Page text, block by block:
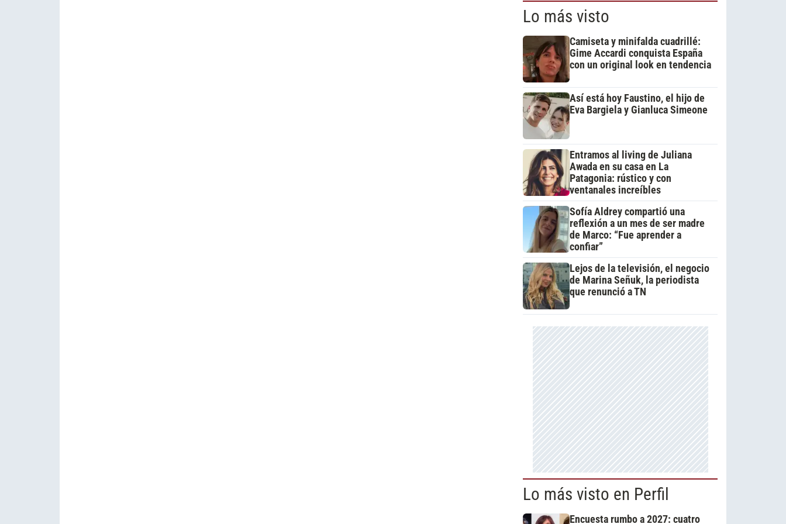
Lo más visto
Camiseta y minifalda cuadrillé:
Gime Accardi conquista España
con un original look en tendencia
Así está hoy Faustino, el hijo de
Eva Bargiela y Gianluca Simeone
Entramos al living de Juliana
Awada en su casa en La
Patagonia: rústico y con
ventanales increíbles
Sofía Aldrey compartió una
reflexión a un mes de ser madre
de Marco: “Fue aprender a
confiar”
Lejos de la televisión, el negocio
de Marina Señuk, la periodista
que renunció a TN
Lo más visto en Perfil
Encuesta rumbo a 2027: cuatro